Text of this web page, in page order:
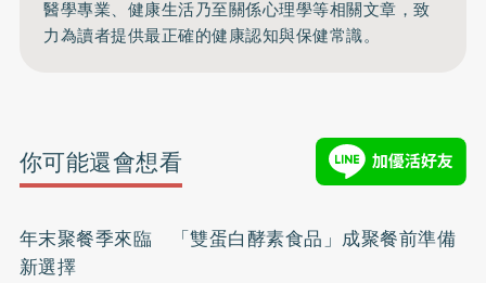
醫學專業、健康生活乃至關係心理學等相關文章，致
力為讀者提供最正確的健康認知與保健常識。
你可能還會想看
年末聚餐季來臨 「雙蛋白酵素食品」成聚餐前準備
新選擇